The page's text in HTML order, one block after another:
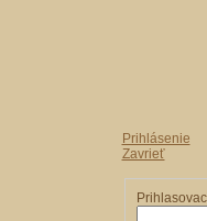
Prihlásenie
Zavrieť